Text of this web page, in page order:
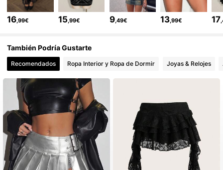
1.8M Seguidores
4,84
4,84 1.8M Seguidores
4,84 1.8M Seguidores
16 ,99€ 15 ,99€ 9,49€ 13 ,99€ 17
También Podría Gustarte
Recomendados Ropa Interior y Ropa de Dormir Joyas & Relojes